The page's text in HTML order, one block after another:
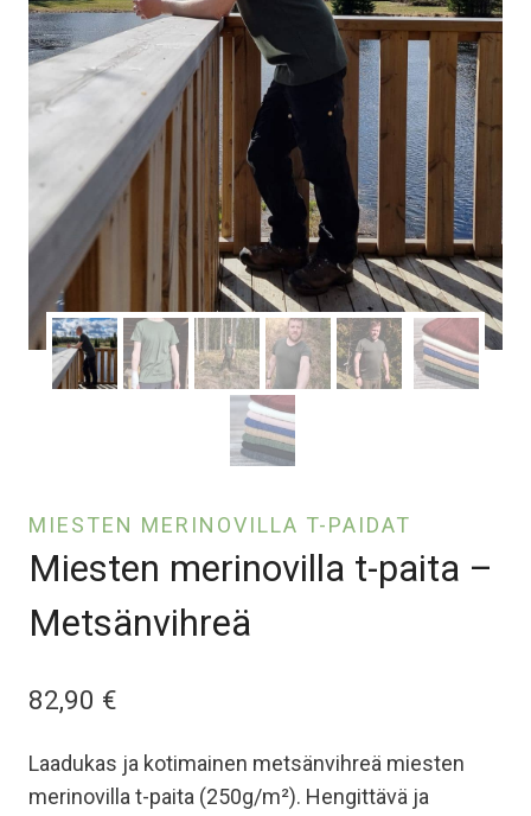
MIESTEN MERINOVILLA T-PAIDAT
Miesten merinovilla t-paita –
Metsänvihreä
82,90 €
Laadukas ja kotimainen metsänvihreä miesten
merinovilla t-paita (250g/m²). Hengittävä ja